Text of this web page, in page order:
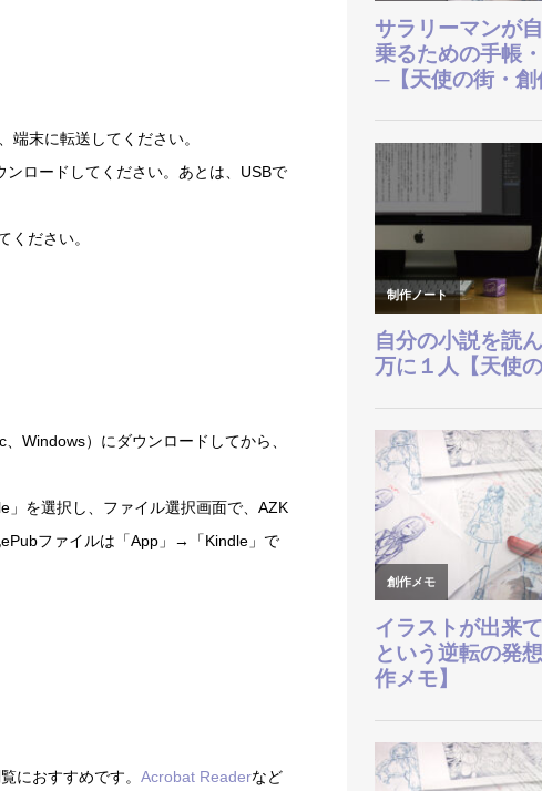
末に転送してください。
ロードしてください。あとは、USBで
ください。
Windows）にダウンロードしてから、
を選択し、ファイル選択画面で、AZK
ファイルは「App」→「Kindle」で
におすすめです。Acrobat Readerなど